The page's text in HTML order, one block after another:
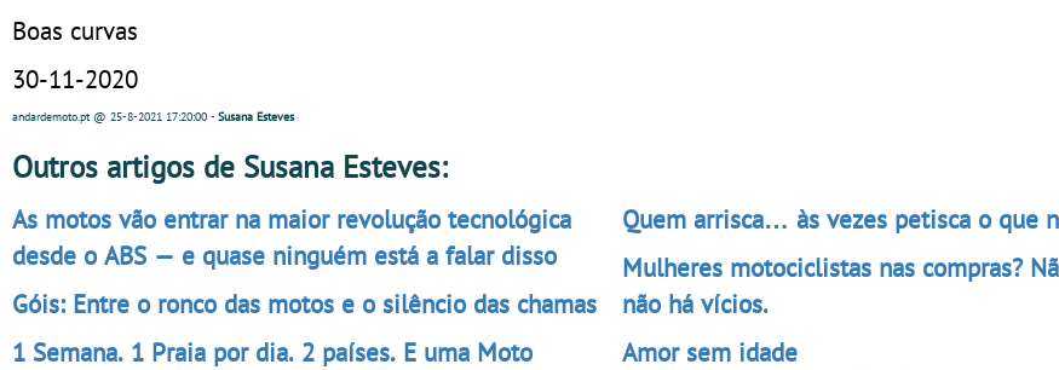
Boas curvas
30-11-2020
andardemoto.pt @ 25-8-2021 17:20:00 - Susana Esteves
Outros artigos de Susana Esteves:
As motos vão entrar na maior revolução tecnológica
desde o ABS — e quase ninguém está a falar disso
Góis: Entre o ronco das motos e o silêncio das chamas
1 Semana. 1 Praia por dia. 2 países. E uma Moto
Quem arrisca… às vezes petisca o que
Mulheres motociclistas nas compras?
não há vícios.
Amor sem idade